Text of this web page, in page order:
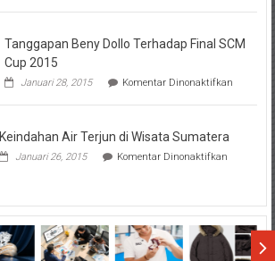
Hal-
Penting
Hasil
Tanggapan Beny Dollo Terhadap Final SCM
Cup 2015
Januari 28, 2015 Komentar Dinonaktifkanpada
Beny
Keindahan Air Terjun di Wisata Sumatera
Januari 26, 2015 Komentar Dinonaktifkanpada
di
Wisata
Sumatera